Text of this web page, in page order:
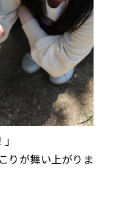
りが舞い上がりま